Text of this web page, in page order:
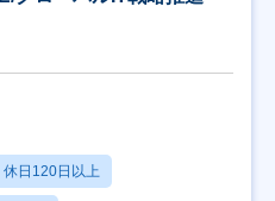
休日120日以上